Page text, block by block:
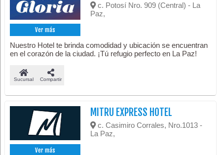
Ver más
c. Potosí Nro. 909 (Central) - La
Paz,
Nuestro Hotel te brinda comodidad y ubicación se encuentran
en el corazón de la ciudad. ¡Tú refugio perfecto en La Paz!
Sucursal Compartir
Ver más
MITRU EXPRESS HOTEL
c. Casimiro Corrales, Nro.1013 -
La Paz,